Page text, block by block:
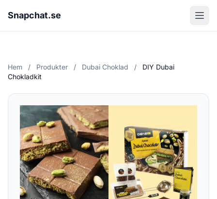
Snapchat.se
Hem / Produkter / Dubai Choklad /
DIY Dubai
Chokladkit